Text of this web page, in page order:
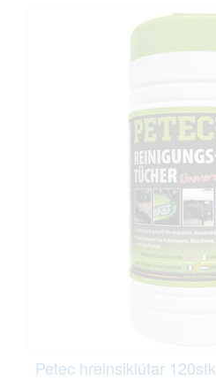
Petec hreinsiklútar 120stk